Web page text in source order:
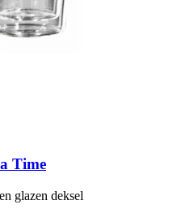
Time
glazen deksel